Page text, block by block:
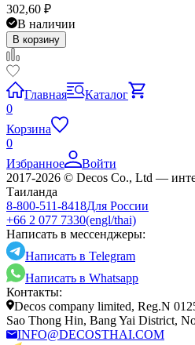
302,60 ₽
В наличии
В корзину
Главная
Каталог
0
Корзина
0
Избранное
Войти
2017-2026 © Decos Co., Ltd —
Таиланда
8-800-511-8418Для России
+66 2 077 7330(engl/thai)
Написать в мессенджеры:
Написать в Telegram
Написать в Whatsapp
Контакты:
Decos company limited, Reg.N
Sao Thong Hin, Bang Yai District,
INFO@DECOSTHAI.COM